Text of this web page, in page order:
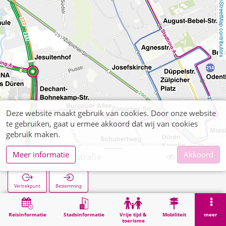
OpenStreetMap contributors
Reisinformatie Stadsinformatie
Vrije tijd &
toerisme
Mobiliteit meer
Düren Römerstraße
Vertrekpunt Bestemming
Zoekopracht Düren Römerstraße
Deze website maakt gebruik van cookies. Door onze website
te gebruiken, gaat u ermee akkoord dat wij van cookies
gebruik maken.
Meer informatie
Akkoord